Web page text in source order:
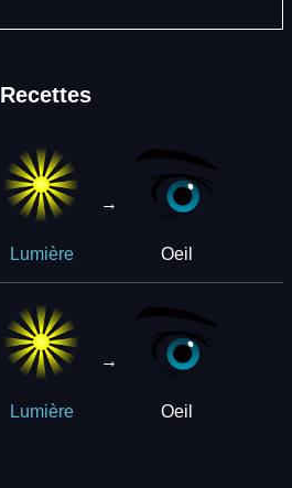
Recettes
Lumière
→
Oeil
Lumière
→
Oeil